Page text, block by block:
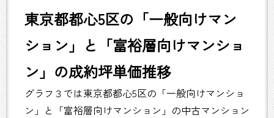
東京都都心5区の「一般向けマン
ション」と「富裕層向けマンショ
ン」の成約坪単価推移
グラフ３では東京都都心5区の「一般向けマンショ
ン」と「富裕層向けマンション」の中古マンション